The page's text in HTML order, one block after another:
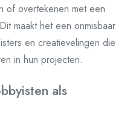
of overtekenen met een
maakt het een onmisbaar
en creatievelingen die
in hun projecten.
als